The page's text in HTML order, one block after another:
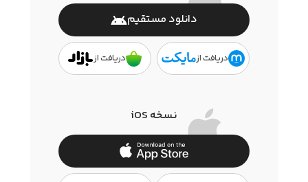
دانلود مستقیم
دریافت از دریافت از
نسخه iOS